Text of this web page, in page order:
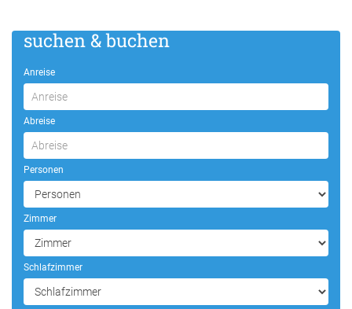
suchen & buchen
Anreise
Abreise
Personen
Zimmer
Schlafzimmer